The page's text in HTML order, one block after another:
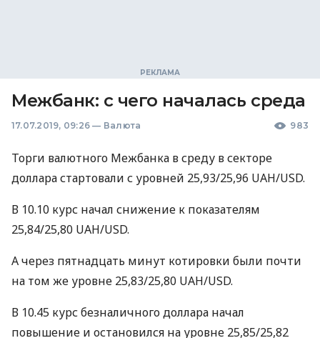
Межбанк: с чего началась среда
17.07.2019, 09:26 — Валюта 983
Торги валютного Межбанка в среду в секторе
доллара стартовали с уровней 25,93/25,96 UAH/USD.
В 10.10 курс начал снижение к показателям
25,84/25,80 UAH/USD.
А через пятнадцать минут котировки были почти
на том же уровне 25,83/25,80 UAH/USD.
В 10.45 курс безналичного доллара начал
повышение и остановился на уровне 25,85/25,82